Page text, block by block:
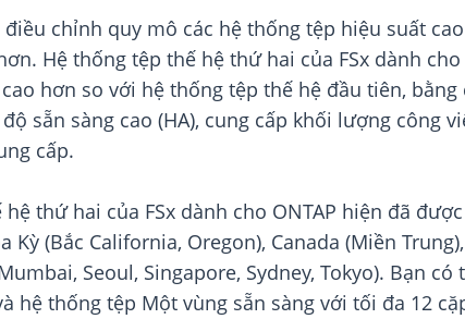
chỉnh quy mô các hệ thống tệp hiệu suất
Hệ thống tệp thế hệ thứ hai của FSx dành
hơn so với hệ thống tệp thế hệ đầu tiên,
sẵn sàng cao (HA), cung cấp khối lượng công
cấp.
thứ hai của FSx dành cho ONTAP hiện đã
(Bắc California, Oregon), Canada (Miền
Seoul, Singapore, Sydney, Tokyo). Bạn
hệ thống tệp Một vùng sẵn sàng với tối đa 12